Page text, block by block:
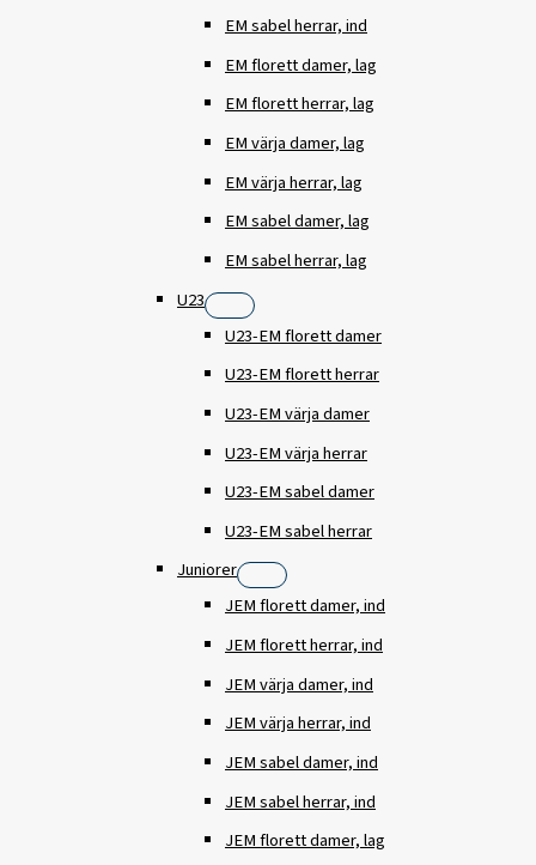
EM sabel herrar, ind
EM florett damer, lag
EM florett herrar, lag
EM värja damer, lag
EM värja herrar, lag
EM sabel damer, lag
EM sabel herrar, lag
U23
U23-EM florett damer
U23-EM florett herrar
U23-EM värja damer
U23-EM värja herrar
U23-EM sabel damer
U23-EM sabel herrar
Juniorer
JEM florett damer, ind
JEM florett herrar, ind
JEM värja damer, ind
JEM värja herrar, ind
JEM sabel damer, ind
JEM sabel herrar, ind
JEM florett damer, lag